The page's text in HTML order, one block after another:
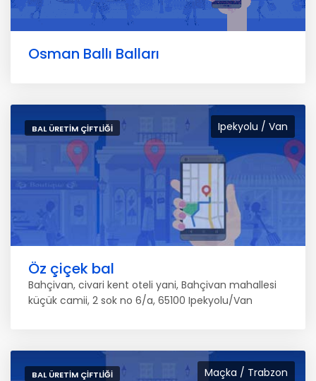
Osman Ballı Balları
Ipekyolu / Van
BAL ÜRETIM ÇIFTLIĞI
Öz çiçek bal
Bahçivan, civari kent oteli yani, Bahçivan mahallesi
küçük camii, 2 sok no 6/a, 65100 Ipekyolu/Van
Maçka / Trabzon
BAL ÜRETIM ÇIFTLIĞI